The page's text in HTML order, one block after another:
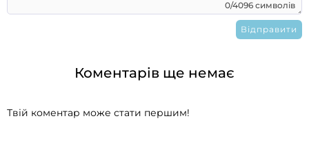
0/4096 символів
Коментарів ще немає
Твій коментар може стати першим!